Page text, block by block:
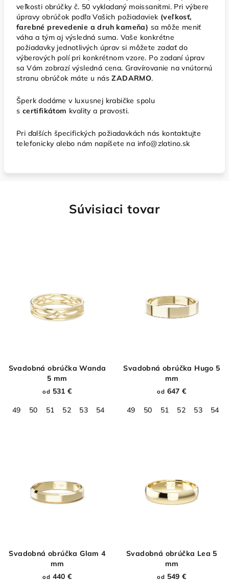
veľkosti obrúčky č. 50 vykladaný moissanitmi. Pri výbere
úpravy obrúčok podľa Vašich požiadaviek (veľkosť,
farebné prevedenie a druh kameňa) sa môže meniť
váha a tým aj výsledná suma. Vaše konkrétne
požiadavky jednotlivých úprav si môžete zadať do
výberových polí pri konkrétnom vzore. Po zadaní úprav
sa Vám zobrazí výsledná cena. Gravírovanie na vnútornú
stranu obrúčok máte u násZADARMO.
Šperk dodáme v luxusnej krabičke spolu
s certifikátom kvality a pravosti.
Pri ďalších špecifických požiadavkách nás kontaktujte
telefonicky alebo nám napíšete na info@zlatino.sk
Súvisiaci tovar
Svadobná obrúčka Wanda
5 mm
od 531 €
49 50 51 52 53 54 56 57 58 59 60 61
Svadobná obrúčka Hugo 5
mm
od 647 €
49 50 51 52 53 54
Svadobná obrúčka Glam 4
mm
od 440 €
Svadobná obrúčka Lea 5
mm
od 549 €